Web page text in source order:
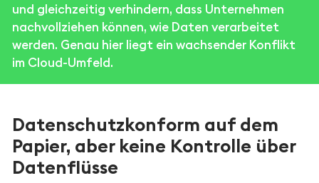
und gleichzeitig verhindern, dass Unternehmen
nachvollziehen können, wie Daten verarbeitet
werden. Genau hier liegt ein wachsender Konflikt
im Cloud-Umfeld.
Datenschutzkonform auf dem
Papier, aber keine Kontrolle über
Datenflüsse